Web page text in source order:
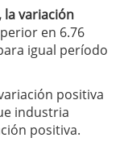
la variación
en 6.76
igual período
positiva
industria
positiva.